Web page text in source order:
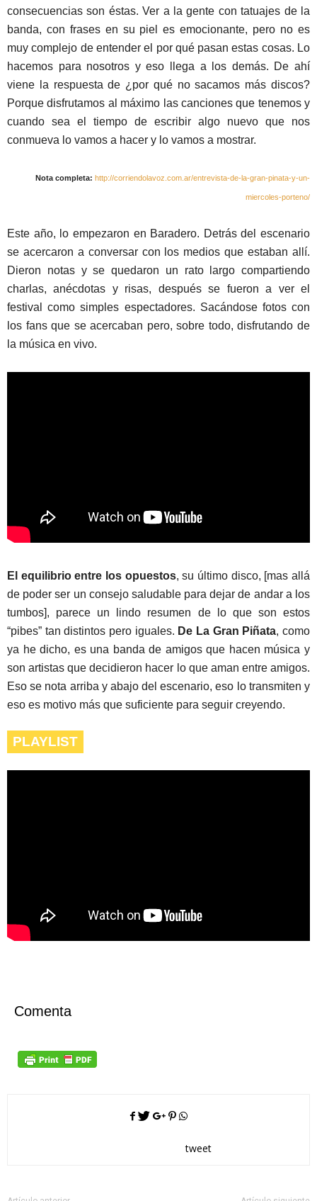
consecuencias son éstas. Ver a la gente con tatuajes de la
banda, con frases en su piel es emocionante, pero no es
muy complejo de entender el por qué pasan estas cosas. Lo
hacemos para nosotros y eso llega a los demás. De ahí
viene la respuesta de ¿por qué no sacamos más discos?
Porque disfrutamos al máximo las canciones que tenemos y
cuando sea el tiempo de escribir algo nuevo que nos
conmueva lo vamos a hacer y lo vamos a mostrar.
Nota completa: http://corriendolavoz.com.ar/entrevista-de-la-gran-pinata-y-un-
miercoles-porteno/
Este año, lo empezaron en Baradero. Detrás del escenario
se acercaron a conversar con los medios que estaban allí.
Dieron notas y se quedaron un rato largo compartiendo
charlas, anécdotas y risas, después se fueron a ver el
festival como simples espectadores. Sacándose fotos con
los fans que se acercaban pero, sobre todo, disfrutando de
la música en vivo.
El equilibrio entre los opuestos, su último disco, [mas allá
de poder ser un consejo saludable para dejar de andar a los
tumbos], parece un lindo resumen de lo que son estos
“pibes” tan distintos pero iguales. De La Gran Piñata, como
ya he dicho, es una banda de amigos que hacen música y
son artistas que decidieron hacer lo que aman entre amigos.
Eso se nota arriba y abajo del escenario, eso lo transmiten y
eso es motivo más que suficiente para seguir creyendo.
PLAYLIST
Comenta
tweet